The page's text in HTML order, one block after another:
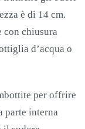
è di 14 cm.
con chiusura
d’acqua o
per offrire
parte interna